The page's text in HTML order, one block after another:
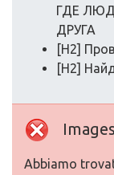
ГДЕ
ДРУГА
[H2]
[H2]
Images
Abbiamo